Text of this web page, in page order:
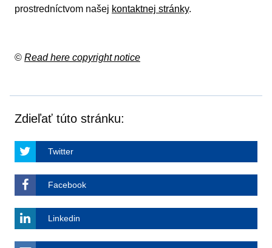
prostredníctvom našej kontaktnej stránky.
© Read here copyright notice
Zdieľať túto stránku:
Twitter
Facebook
Linkedin